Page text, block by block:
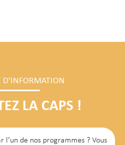
D'INFORMATION
LA CAPS !
l’un de nos programmes ? Vous